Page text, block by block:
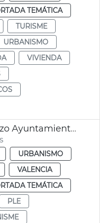
TEMÁTICA
TURISME
URBANISMO
VIVIENDA
Previa pleno mes marzo Ayuntamiento València
URBANISMO
VALENCIA
TEMÁTICA
PLE